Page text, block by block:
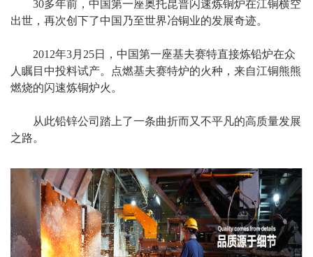
30多年前，中国第一座奥托昆普闪速炼铜炉在江铜横空
出世，再次创下了中国乃至世界冶铜业的发展奇迹。
2012年3月25日，中国第一座基夫赛特直接炼铅炉在众
人瞩目中投料试产。点燃基夫赛特炉的火种，来自江铜熊熊
燃烧的闪速炼铜炉火。
从此铅锌公司踏上了一条曲折而又不平凡的高质量发展
之路。